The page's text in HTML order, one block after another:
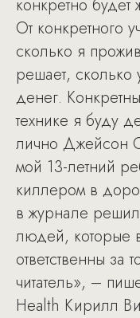
конкретно
От конкретного
сколько я
решает, сколько
денег.
технике я буду
лично Джейсон
мой 13-летний
киллером в
в журнале
людей, которые
ответственны за
читатель», –
Health Кирилл